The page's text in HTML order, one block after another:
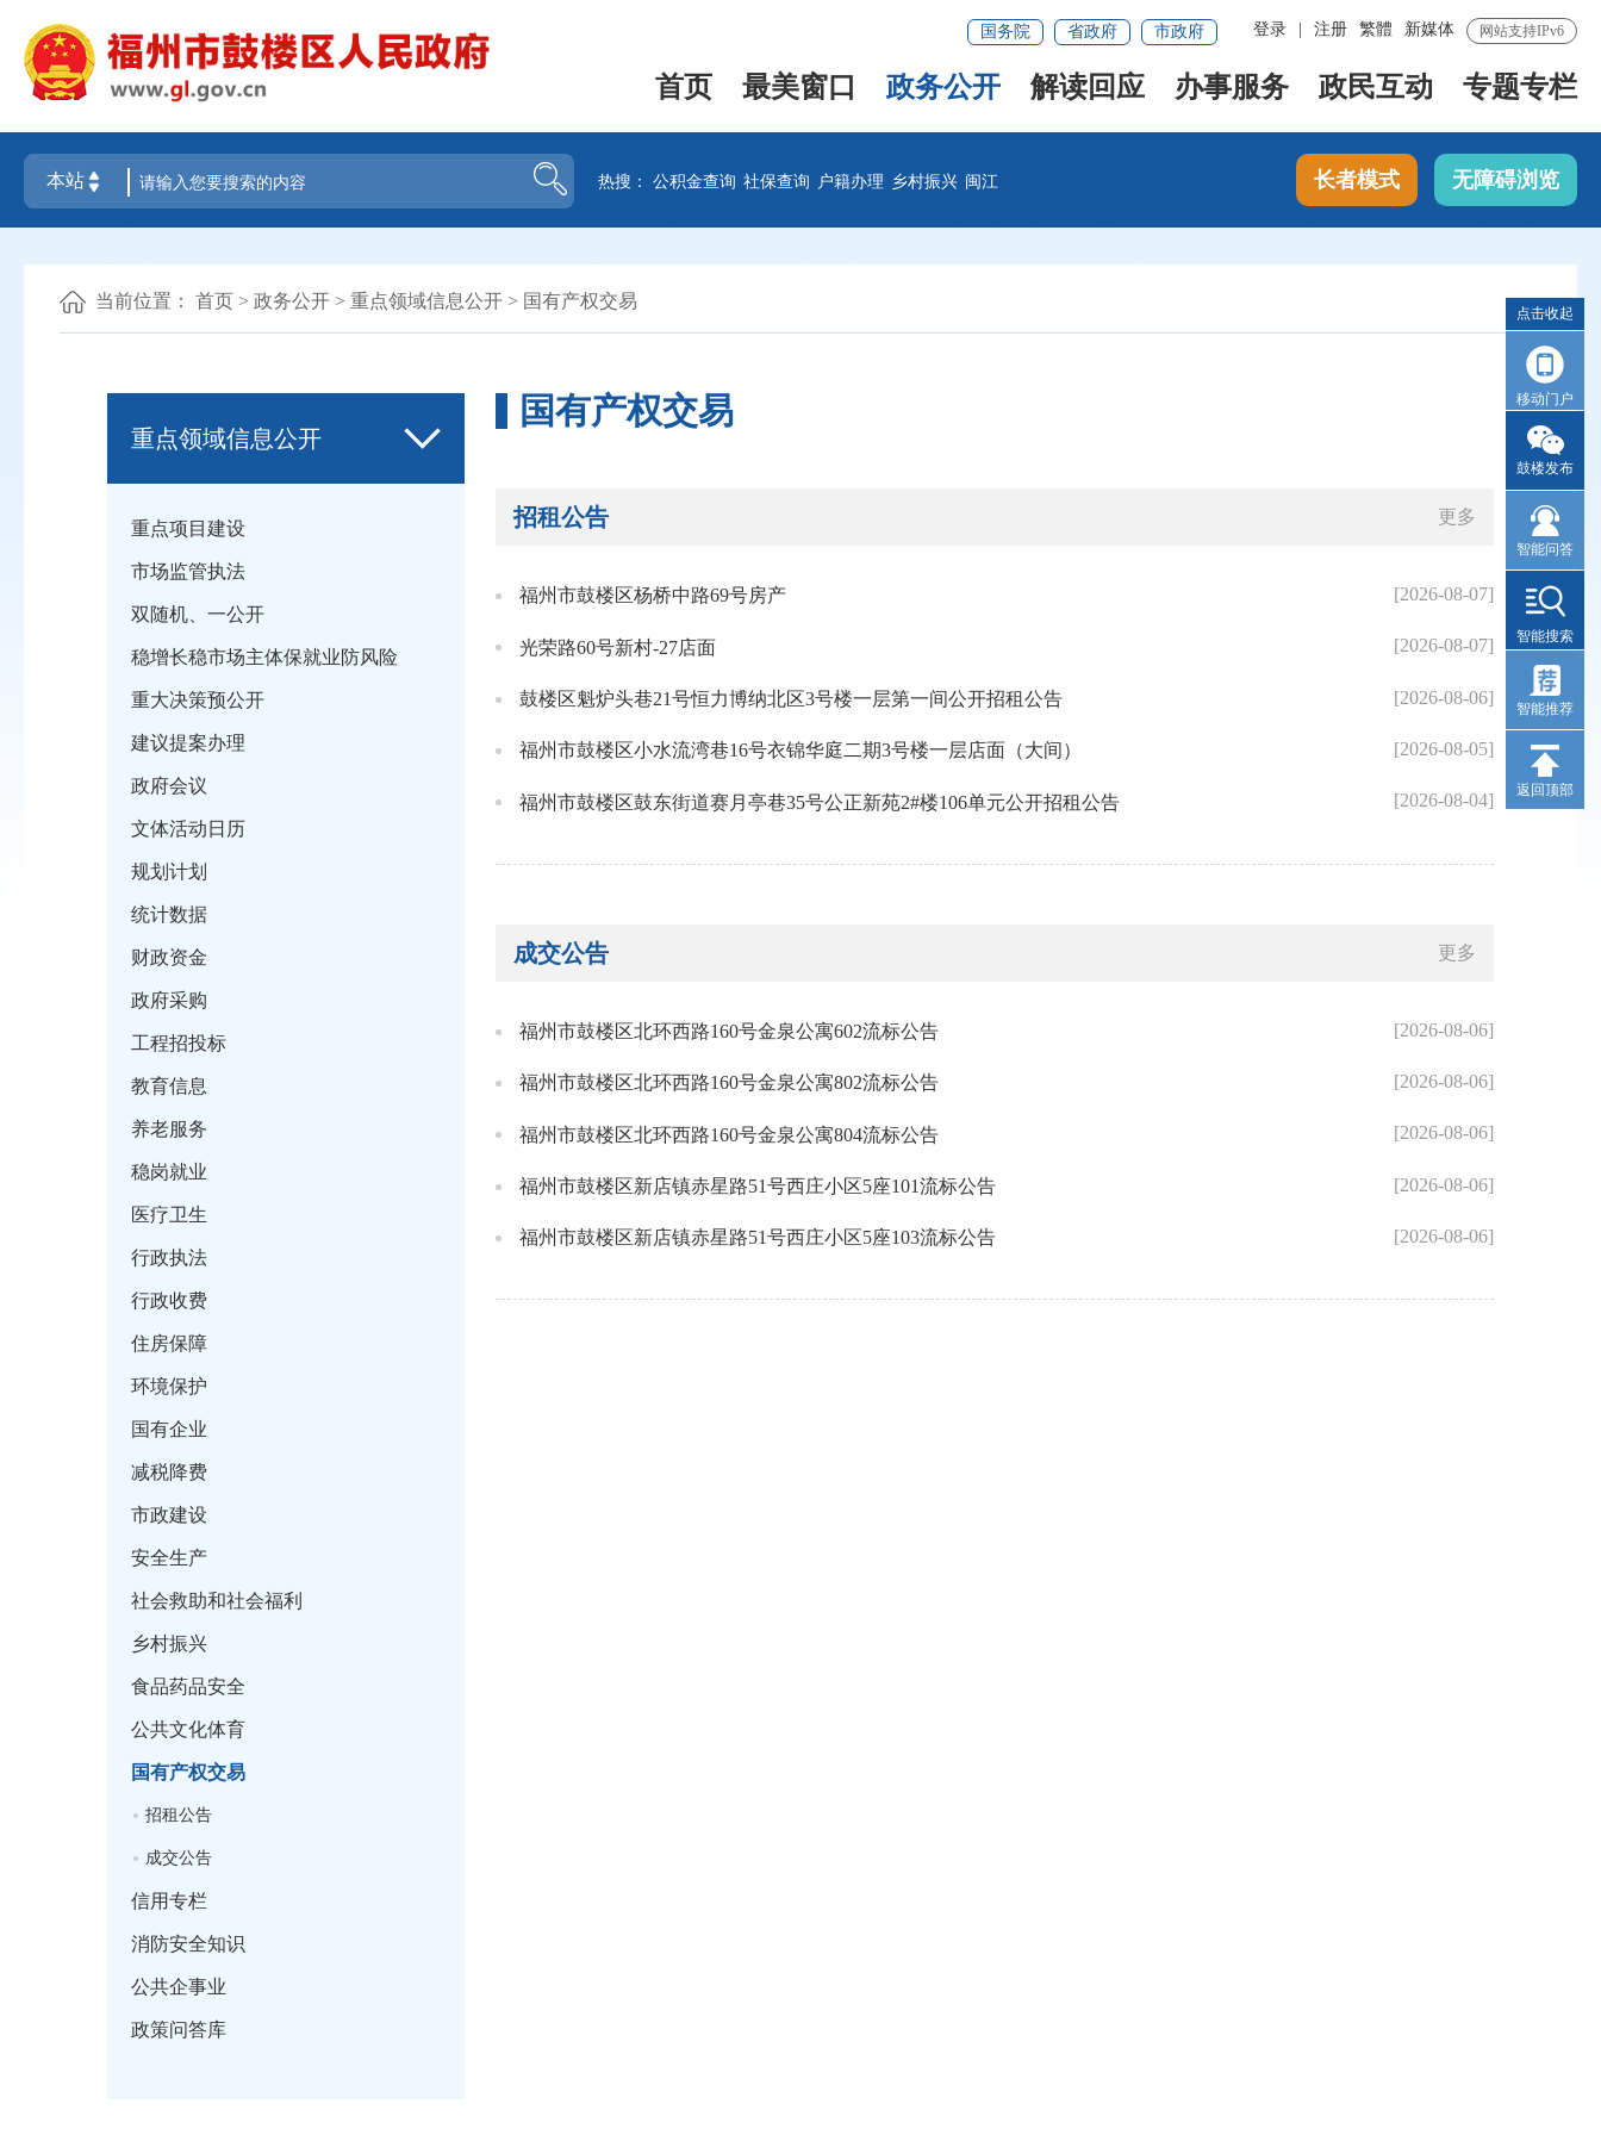
网站支持IPv6
新媒体
繁體
登录 注册
国务院 省政府 市政府
首页 最美窗口 政务公开 解读回应 办事服务 政民互动 专题专栏
热搜：公积金查询 社保查询 户籍办理 乡村振兴 闽江 长者模式 无障碍浏览
当前位置： 首页 > 政务公开 > 重点领域信息公开 > 国有产权交易
重点领域信息公开
重点项目建设
市场监管执法
双随机、一公开
稳增长稳市场主体保就业防风险
重大决策预公开
建议提案办理
政府会议
文体活动日历
规划计划
统计数据
财政资金
政府采购
工程招投标
教育信息
养老服务
稳岗就业
医疗卫生
行政执法
行政收费
住房保障
环境保护
国有企业
减税降费
市政建设
安全生产
社会救助和社会福利
乡村振兴
食品药品安全
公共文化体育
国有产权交易
招租公告
成交公告
信用专栏
消防安全知识
公共企事业
政策问答库
国有产权交易
招租公告 更多
[2026-08-07]
福州市鼓楼区杨桥中路69号房产
[2026-08-07]
光荣路60号新村-27店面
[2026-08-06]
鼓楼区魁炉头巷21号恒力博纳北区3号楼一层第一间公开招租公告
[2026-08-05]
福州市鼓楼区小水流湾巷16号衣锦华庭二期3号楼一层店面（大间）
[2026-08-04]
福州市鼓楼区鼓东街道赛月亭巷35号公正新苑2#楼106单元公开招租公告
成交公告 更多
[2026-08-06]
福州市鼓楼区北环西路160号金泉公寓602流标公告
[2026-08-06]
福州市鼓楼区北环西路160号金泉公寓802流标公告
[2026-08-06]
福州市鼓楼区北环西路160号金泉公寓804流标公告
[2026-08-06]
福州市鼓楼区新店镇赤星路51号西庄小区5座101流标公告
[2026-08-06]
福州市鼓楼区新店镇赤星路51号西庄小区5座103流标公告
点击收起
移动门户
鼓楼发布
智能问答
智能搜索
智能推荐
返回顶部